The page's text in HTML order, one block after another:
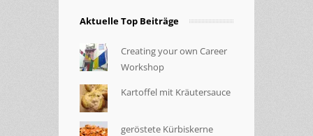
Aktuelle Top Beiträge
Creating your own Career
Workshop
Kartoffel mit Kräutersauce
geröstete Kürbiskerne